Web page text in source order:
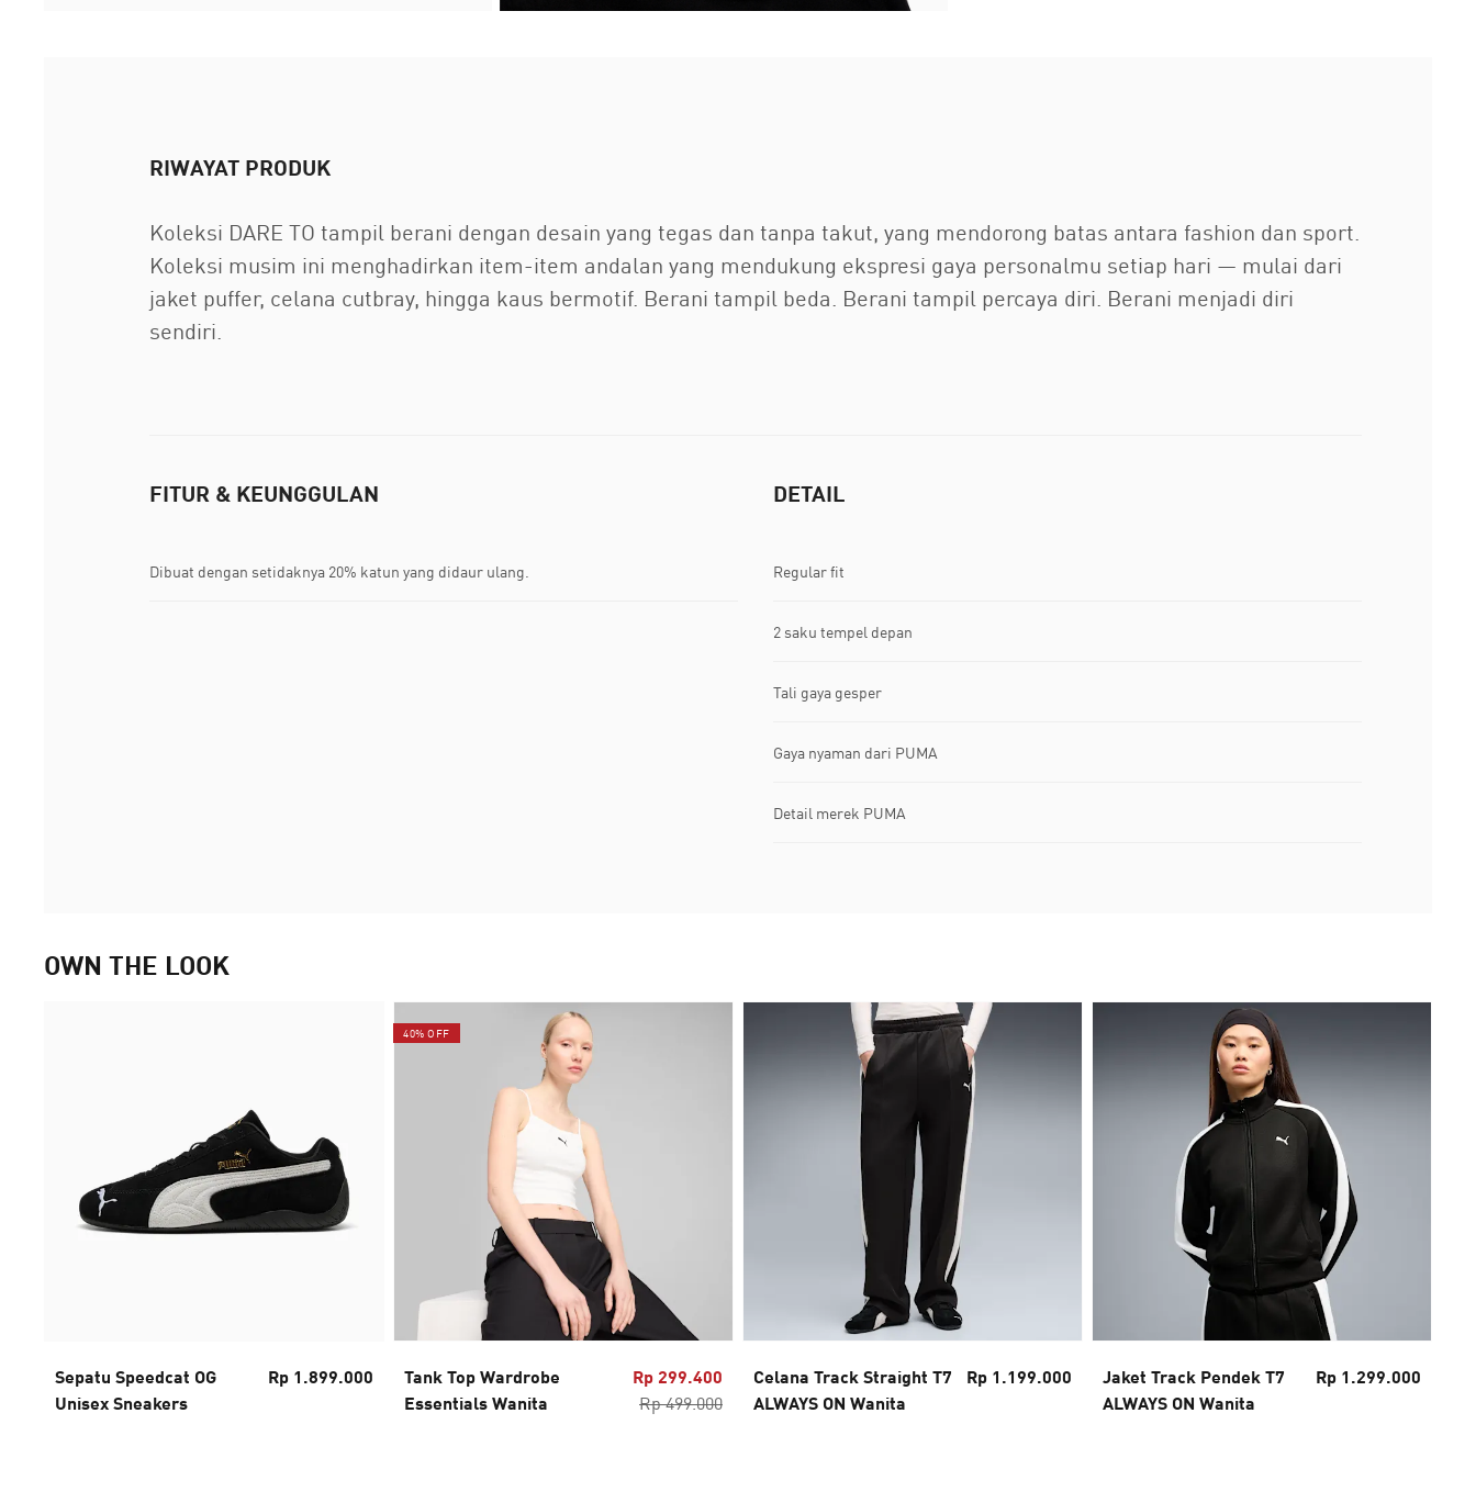
RIWAYAT PRODUK
Koleksi DARE TO tampil berani dengan desain yang tegas dan tanpa takut, yang mendorong batas antara fashion dan sport.
Koleksi musim ini menghadirkan item-item andalan yang mendukung ekspresi gaya personalmu setiap hari — mulai dari
jaket puffer, celana cutbray, hingga kaus bermotif. Berani tampil beda. Berani tampil percaya diri. Berani menjadi diri
sendiri.
FITUR & KEUNGGULAN
Dibuat dengan setidaknya 20% katun yang didaur ulang.
DETAIL
Regular fit
2 saku tempel depan
Tali gaya gesper
Gaya nyaman dari PUMA
Detail merek PUMA
OWN THE LOOK
Sepatu Speedcat OG
Unisex Sneakers
Rp 1.899.000
40% OFF
Tank Top Wardrobe
Essentials Wanita
Rp 299.400
Rp 499.000
Celana Track Straight T7
ALWAYS ON Wanita
Rp 1.199.000
Jaket Track Pendek T7
ALWAYS ON Wanita
Rp 1.299.000